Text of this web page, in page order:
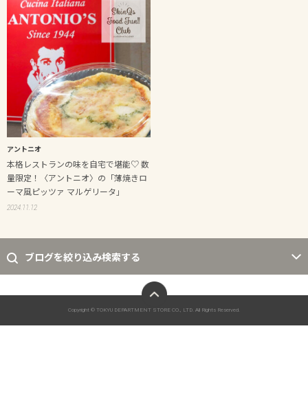
アントニオ
本格レストランの味を自宅で堪能♡ 数
量限定！〈アントニオ〉の「薄焼きロ
ーマ風ピッツァ マルゲリータ」
2024.11.12
ブログを絞り込み検索する
Copyright © TOKYU DEPARTMENT STORE CO., LTD. All Rights Reserved.